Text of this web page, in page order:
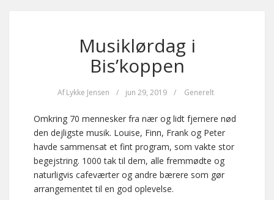
Musiklørdag i
Bis’koppen
Af Lykke Jensen / jun 29, 2019 / Generelt
Omkring 70 mennesker fra nær og lidt fjernere nød
den dejligste musik. Louise, Finn, Frank og Peter
havde sammensat et fint program, som vakte stor
begejstring. 1000 tak til dem, alle fremmødte og
naturligvis cafeværter og andre bærere som gør
arrangementet til en god oplevelse.